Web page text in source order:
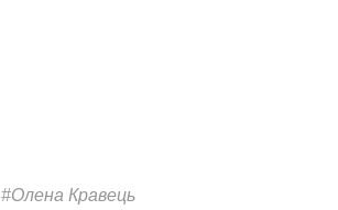
#Олена Кравець